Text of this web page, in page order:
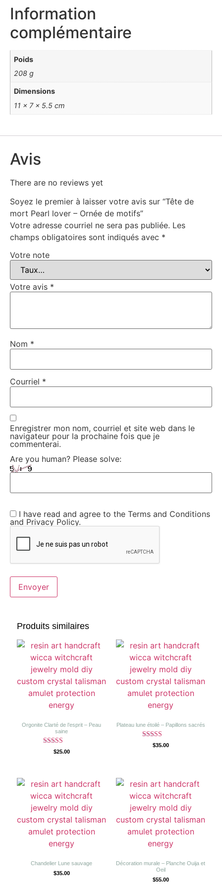
Information
complémentaire
Poids
208 g
Dimensions
11 × 7 × 5.5 cm
Avis
There are no reviews yet
Soyez le premier à laisser votre avis sur “Tête de
mort Pearl lover – Ornée de motifs”
Votre adresse courriel ne sera pas publiée. Les
champs obligatoires sont indiqués avec *
Votre note
Votre avis *
Nom *
Courriel *
Enregistrer mon nom, courriel et site web dans le
navigateur pour la prochaine fois que je
commenterai.
Are you human? Please solve:
I have read and agree to the Terms and Conditions
and Privacy Policy.
Produits similaires
Orgonite Clarté de l’esprit – Peau
saine
Note
$25.00
Plateau lune étoilé – Papillons sacrés
Note
$35.00
Chandelier Lune sauvage
$35.00
Décoration murale – Planche Ouija et
Oeil
$55.00